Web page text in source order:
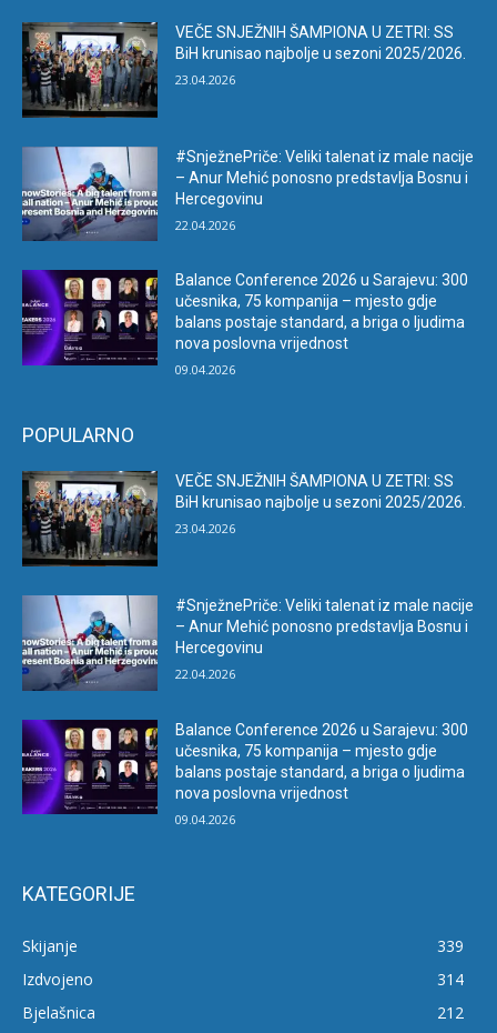
VEČE SNJEŽNIH ŠAMPIONA U ZETRI: SS
BiH krunisao najbolje u sezoni 2025/2026.
23.04.2026
#SnježnePriče: Veliki talenat iz male nacije
– Anur Mehić ponosno predstavlja Bosnu i
Hercegovinu
22.04.2026
Balance Conference 2026 u Sarajevu: 300
učesnika, 75 kompanija – mjesto gdje
balans postaje standard, a briga o ljudima
nova poslovna vrijednost
09.04.2026
POPULARNO
VEČE SNJEŽNIH ŠAMPIONA U ZETRI: SS
BiH krunisao najbolje u sezoni 2025/2026.
23.04.2026
#SnježnePriče: Veliki talenat iz male nacije
– Anur Mehić ponosno predstavlja Bosnu i
Hercegovinu
22.04.2026
Balance Conference 2026 u Sarajevu: 300
učesnika, 75 kompanija – mjesto gdje
balans postaje standard, a briga o ljudima
nova poslovna vrijednost
09.04.2026
KATEGORIJE
Skijanje
339
Izdvojeno
314
Bjelašnica
212